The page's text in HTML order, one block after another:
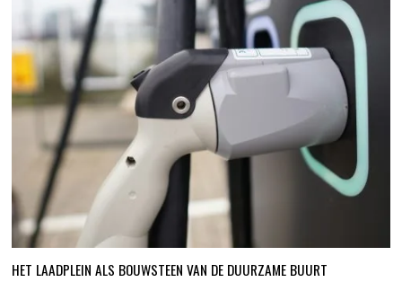
HET LAADPLEIN ALS BOUWSTEEN VAN DE DUURZAME BUURT